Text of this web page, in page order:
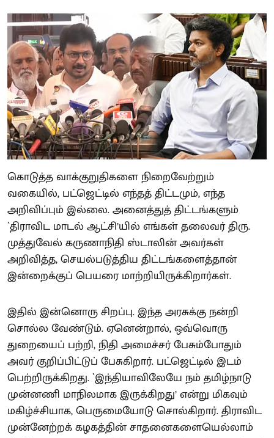
கொடுத்த வாக்குறுதிகளை நிறைவேற்றும்
வகையில், பட்ஜெட்டில் எந்தத் திட்டமும், எந்த
அறிவிப்பும் இல்லை. அனைத்துத் திட்டங்களும்
`திராவிட மாடல் ஆட்சி’யில் எங்கள் தலைவர் திரு.
முத்துவேல் கருணாநிதி ஸ்டாலின் அவர்கள்
அறிவித்த, செயல்படுத்திய திட்டங்களைத்தான்
இன்றைக்குப் பெயரை மாற்றியிருக்கிறார்கள்.
இதில் இன்னொரு சிறப்பு. இந்த அரசுக்கு நன்றி
சொல்ல வேண்டும். ஏனென்றால், ஒவ்வொரு
துறையைப் பற்றி, நிதி அமைச்சர் பேசும்போதும்
அவர் குறிப்பிட்டுப் பேசுகிறார். பட்ஜெட்டில் இடம்
பெற்றிருக்கிறது. `இந்தியாவிலேயே நம் தமிழ்நாடு
முன்னணி மாநிலமாக இருக்கிறது’ என்று மிகவும்
மகிழ்ச்சியாக, பெருமையோடு சொல்கிறார். திராவிட
முன்னேற்றக் கழகத்தின் சாதனைகளையெல்லாம்